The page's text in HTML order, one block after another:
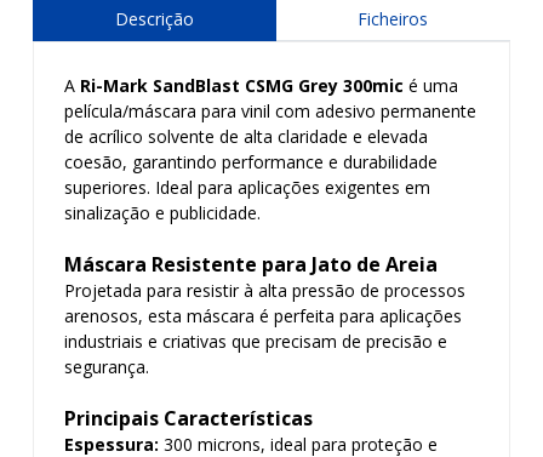
Descrição Ficheiros
A Ri-Mark SandBlast CSMG Grey 300mic é uma
película/máscara para vinil com adesivo permanente
de acrílico solvente de alta claridade e elevada
coesão, garantindo performance e durabilidade
superiores. Ideal para aplicações exigentes em
sinalização e publicidade.
Máscara Resistente para Jato de Areia
Projetada para resistir à alta pressão de processos
arenosos, esta máscara é perfeita para aplicações
industriais e criativas que precisam de precisão e
segurança.
Principais Características
Espessura: 300 microns, ideal para proteção e